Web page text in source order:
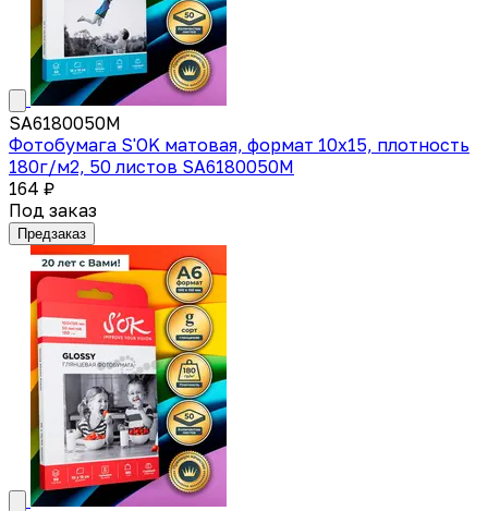
SA6180050M
Фотобумага S'OK матовая, формат 10x15, плотность
180г/м2, 50 листов SA6180050M
164 ₽
Под заказ
Предзаказ